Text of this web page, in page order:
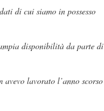
di cui siamo in possesso
disponibilità da parte di
lavorato l’anno scorso